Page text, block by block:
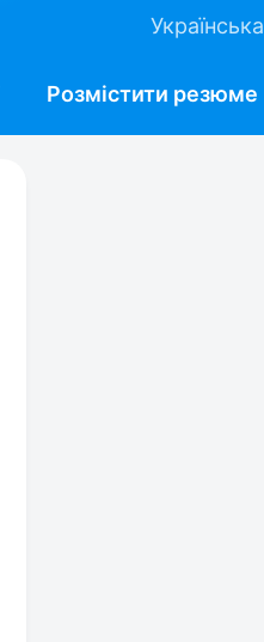
Українська
Розмістити резюме